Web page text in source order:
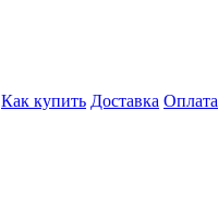
Как купить Доставка Оплата